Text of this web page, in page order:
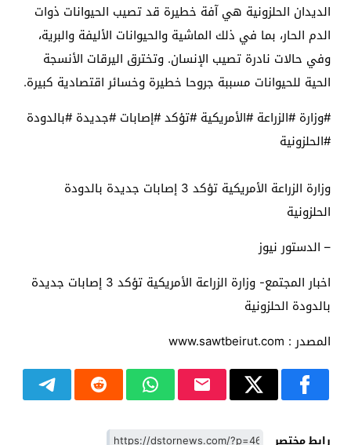
الديدان الحلزونية هي آفة خطيرة قد تصيب الحيوانات ذوات
الدم الحار، بما في ذلك الماشية والحيوانات الأليفة والبرية،
وفي حالات نادرة تصيب الإنسان. وتخترق اليرقات الأنسجة
الحية للحيوانات مسببة جروحا خطيرة وخسائر اقتصادية كبيرة.
#وزارة #الزراعة #الأمريكية #تؤكد #إصابات #جديدة #بالدودة
#الحلزونية
وزارة الزراعة الأمريكية تؤكد 3 إصابات جديدة بالدودة
الحلزونية
– الدستور نيوز
اخبار المجتمع- وزارة الزراعة الأمريكية تؤكد 3 إصابات جديدة
بالدودة الحلزونية
المصدر : www.sawtbeirut.com
رابط مختصر